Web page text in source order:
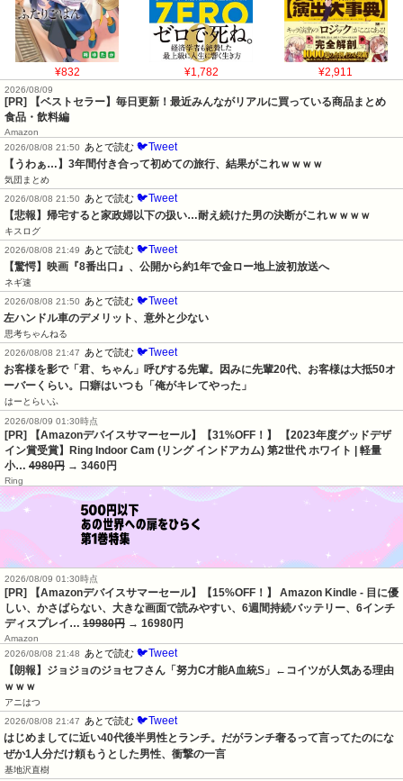
¥832 ¥1,782 ¥2,911
2026/08/09
[PR] 【ベストセラー】毎日更新！最近みんながリアルに買っている商品まとめ
食品・飲料編
Amazon
2026/08/08 21:50
あとで読む 🐦Tweet
【うわぁ…】3年間付き合って初めての旅行、結果がこれｗｗｗｗ
気団まとめ
2026/08/08 21:50
あとで読む 🐦Tweet
【悲報】帰宅すると家政婦以下の扱い…耐え続けた男の決断がこれｗｗｗｗ
キスログ
2026/08/08 21:49
あとで読む 🐦Tweet
【驚愕】映画『8番出口』、公開から約1年で金ロー地上波初放送へ
ネギ速
2026/08/08 21:50
あとで読む 🐦Tweet
左ハンドル車のデメリット、意外と少ない
思考ちゃんねる
2026/08/08 21:47
あとで読む 🐦Tweet
お客様を影で「君、ちゃん」呼びする先輩。因みに先輩20代、お客様は大抵50オ
ーバーくらい。口癖はいつも「俺がキレてやった」
はーとらいふ
2026/08/09 01:30時点
[PR] 【Amazonデバイスサマーセール】【31%OFF！】 【2023年度グッドデザ
イン賞受賞】Ring Indoor Cam (リング インドアカム) 第2世代 ホワイト | 軽量
小… 4980円 → 3460円
Ring
2026/08/09 01:30時点
[PR] 【Amazonデバイスサマーセール】【15%OFF！】 Amazon Kindle - 目に優
しい、かさばらない、大きな画面で読みやすい、6週間持続バッテリー、6インチ
ディスプレイ… 19980円 → 16980円
Amazon
2026/08/08 21:48
あとで読む 🐦Tweet
【朗報】ジョジョのジョセフさん「努力C才能A血統S」←コイツが人気ある理由
ｗｗｗ
アニはつ
2026/08/08 21:47
あとで読む 🐦Tweet
はじめましてに近い40代後半男性とランチ。だがランチ奢るって言ってたのにな
ぜか1人分だけ頼もうとした男性、衝撃の一言
基地沢直樹